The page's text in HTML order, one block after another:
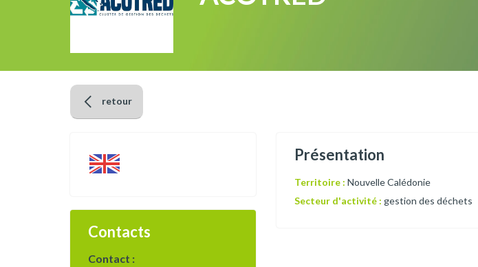
retour
Contacts
Contact :
Présentation
Territoire : Nouvelle Calédonie
Secteur d'activité : gestion des déchets